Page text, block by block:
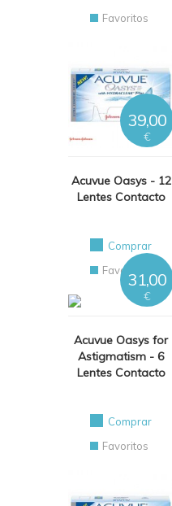
Favoritos
Acuvue Oasys - 12
Lentes Contacto
39,00
€
Comprar
Favoritos
Acuvue Oasys for
Astigmatism - 6
Lentes Contacto
31,00
€
Comprar
Favoritos